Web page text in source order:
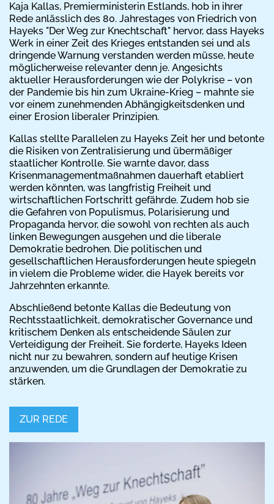
Kaja Kallas, Premierministerin Estlands, hob in ihrer
Rede anlässlich des 80. Jahrestages von Friedrich von
Hayeks "Der Weg zur Knechtschaft" hervor, dass Hayeks
Werk in einer Zeit des Krieges entstanden sei und als
dringende Warnung verstanden werden müsse, heute
möglicherweise relevanter denn je. Angesichts
aktueller Herausforderungen wie der Polykrise – von
der Pandemie bis hin zum Ukraine-Krieg – mahnte sie
vor einem zunehmenden Abhängigkeitsdenken und
einer Erosion liberaler Prinzipien.
Kallas stellte Parallelen zu Hayeks Zeit her und betonte
die Risiken von Zentralisierung und übermäßiger
staatlicher Kontrolle. Sie warnte davor, dass
Krisenmanagementmaßnahmen dauerhaft etabliert
werden könnten, was langfristig Freiheit und
wirtschaftlichen Fortschritt gefährde. Zudem hob sie
die Gefahren von Populismus, Polarisierung und
Propaganda hervor, die sowohl von rechten als auch
linken Bewegungen ausgehen und die liberale
Demokratie bedrohen. Die politischen und
gesellschaftlichen Herausforderungen heute spiegeln
in vielem die Probleme wider, die Hayek bereits vor
Jahrzehnten erkannte.
Abschließend betonte Kallas die Bedeutung von
Rechtsstaatlichkeit, demokratischer Governance und
kritischem Denken als entscheidende Säulen zur
Verteidigung der Freiheit. Sie forderte, Hayeks Ideen
nicht nur zu bewahren, sondern auf heutige Krisen
anzuwenden, um die Grundlagen der Demokratie zu
stärken.
ZUR REDE